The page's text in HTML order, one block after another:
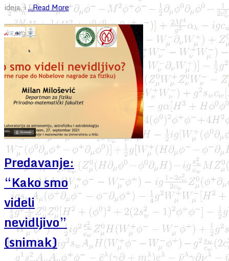
ideja, i ...Read More
Predavanje:
“Kako smo
videli
nevidljivo”
(snimak)